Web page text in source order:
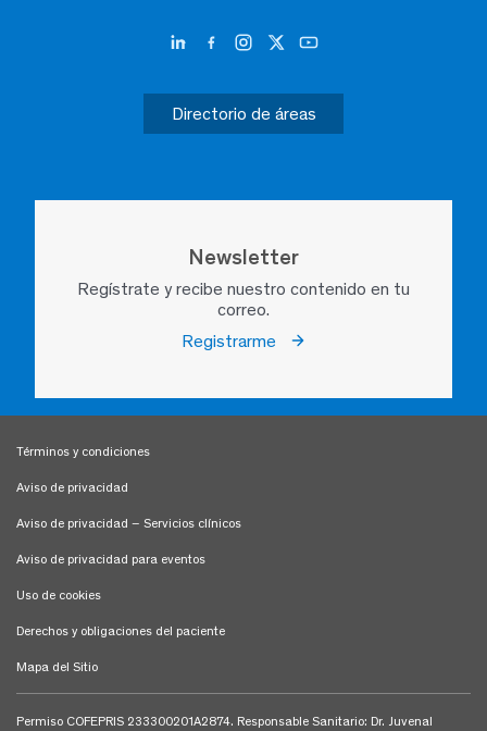
Directorio de áreas
Newsletter
Regístrate y recibe nuestro contenido en tu
correo.
Registrarme
Términos y condiciones
Aviso de privacidad
Aviso de privacidad – Servicios clínicos
Aviso de privacidad para eventos
Uso de cookies
Derechos y obligaciones del paciente
Mapa del Sitio
Permiso COFEPRIS 233300201A2874. Responsable Sanitario: Dr. Juvenal